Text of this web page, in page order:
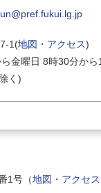
1(地図・アクセス)
金曜日 8時30分か
く)
1号（地図・アクセス